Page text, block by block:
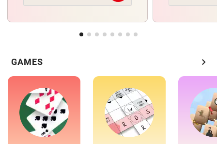
GAMES chevron_right